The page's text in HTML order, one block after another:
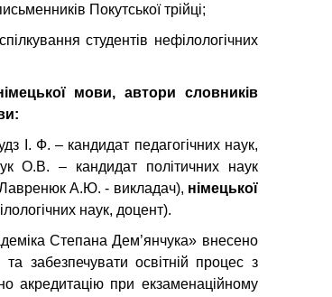
Покутської трійці;
студентів нефілологічних
мови, автори словників
І. Ф. – кандидат педагогічних наук,
О.В. – кандидат політичних наук
А.Ю. - викладач), німецької
наук, доцент).
Степана Дем’янчука» внесено
забезпечувати освітній процес з
акредитацію при екзаменаційному